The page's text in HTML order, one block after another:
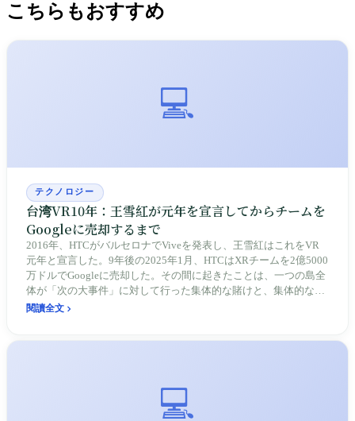
こちらもおすすめ
💻
テクノロジー
台湾VR10年：王雪紅が元年を宣言してからチームを
Googleに売却するまで
2016年、HTCがバルセロナでViveを発表し、王雪紅はこれをVR
元年と宣言した。9年後の2025年1月、HTCはXRチームを2億5000
万ドルでGoogleに売却した。その間に起きたことは、一つの島全
体が「次の大事件」に対して行った集体的な賭けと、集体的な熱
冷めである。
閱讀全文
💻